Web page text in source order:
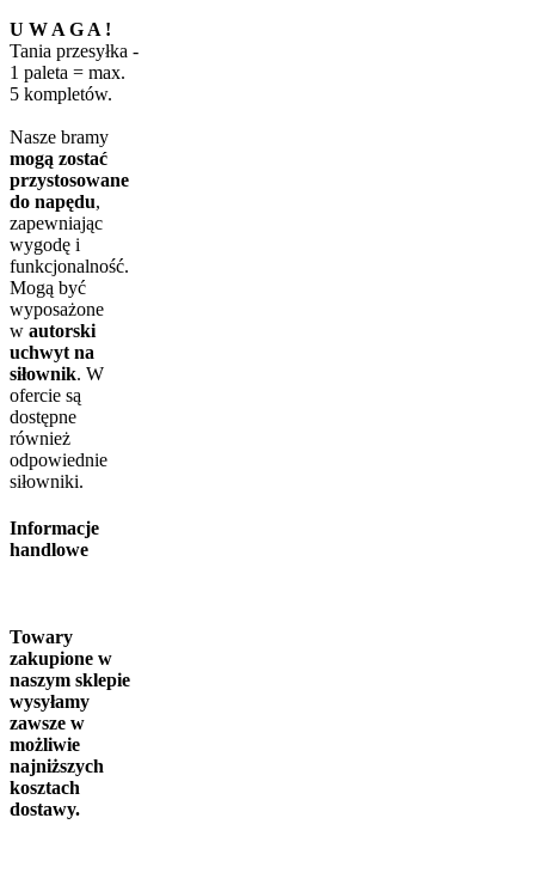
U W A G A !
Tania przesyłka -
1 paleta = max.
5 kompletów.
Nasze bramy
mogą zostać
przystosowane
do napędu,
zapewniając
wygodę i
funkcjonalność.
Mogą być
wyposażone
w autorski
uchwyt na
siłownik. W
ofercie są
dostępne
również
odpowiednie
siłowniki.
Informacje
handlowe
Towary
zakupione w
naszym sklepie
wysyłamy
zawsze w
możliwie
najniższych
kosztach
dostawy.